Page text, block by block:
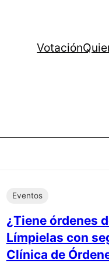
Votación
Eventos
¿Tiene órdenes
Límpielas con
Clínica de